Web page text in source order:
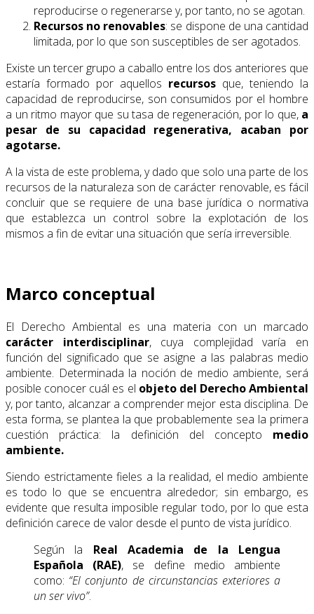
reproducirse o regenerarse y, por tanto, no se agotan.
Recursos no renovables: se dispone de una cantidad
limitada, por lo que son susceptibles de ser agotados.
Existe un tercer grupo a caballo entre los dos anteriores que
estaría formado por aquellos recursos que, teniendo la
capacidad de reproducirse, son consumidos por el hombre
a un ritmo mayor que su tasa de regeneración, por lo que, a
pesar de su capacidad regenerativa, acaban por
agotarse.
A la vista de este problema, y dado que solo una parte de los
recursos de la naturaleza son de carácter renovable, es fácil
concluir que se requiere de una base jurídica o normativa
que establezca un control sobre la explotación de los
mismos a fin de evitar una situación que sería irreversible.
Marco conceptual
El Derecho Ambiental es una materia con un marcado
carácter interdisciplinar, cuya complejidad varía en
función del significado que se asigne a las palabras medio
ambiente. Determinada la noción de medio ambiente, será
posible conocer cuál es el objeto del Derecho Ambiental
y, por tanto, alcanzar a comprender mejor esta disciplina. De
esta forma, se plantea la que probablemente sea la primera
cuestión práctica: la definición del concepto medio
ambiente.
Siendo estrictamente fieles a la realidad, el medio ambiente
es todo lo que se encuentra alrededor; sin embargo, es
evidente que resulta imposible regular todo, por lo que esta
definición carece de valor desde el punto de vista jurídico.
Según la Real Academia de la Lengua
Española (RAE), se define medio ambiente
como: “El conjunto de circunstancias exteriores a
un ser vivo”.